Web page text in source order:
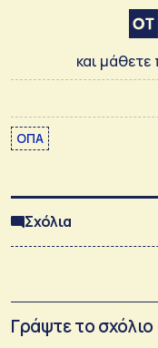
και μάθετε
ΟΠΑ
Σχόλια
Γράψτε το